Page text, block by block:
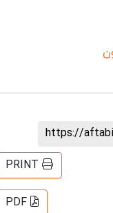
https://
PRINT
PDF